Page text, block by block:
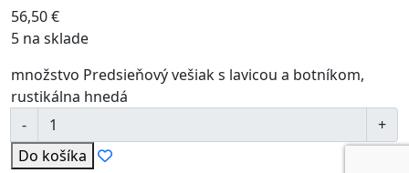
56,50€
5 na sklade
množstvo Predsieňový vešiak s lavicou a botníkom,
rustikálna hnedá
Do košíka